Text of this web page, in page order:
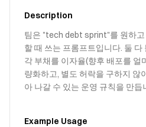
Description
팀은 "tech debt sprint"를 원하
할 때 쓰는 프롬프트입니다. 둘
각 부채를 이자율(향후 배포를 얼
량화하고, 별도 허락을 구하지 않
아 나갈 수 있는 운영 규칙을 만듭
Example Usage